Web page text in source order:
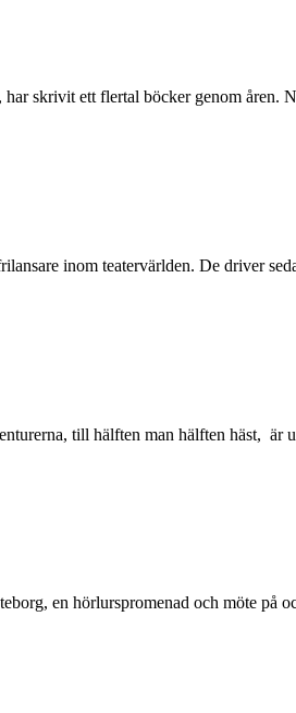
skrivit ett flertal böcker genom
inom teatervärlden. De driver
till hälften man hälften häst, är
en hörlurspromenad och möte